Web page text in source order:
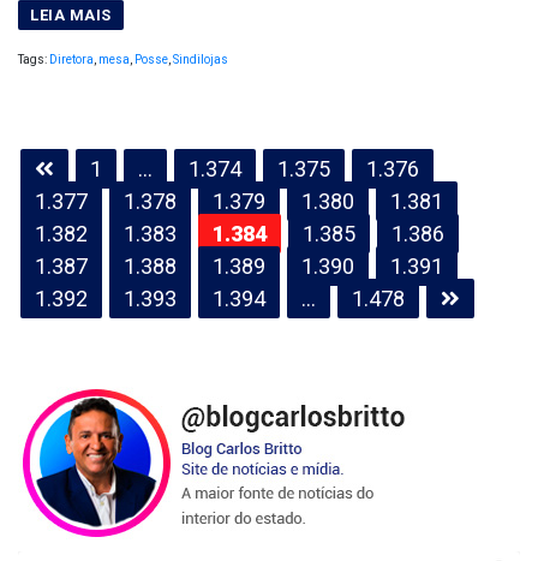
Tags: Diretora mesa Posse Sindilojas
Paginação
de
posts
1 … 1.374 1.375
1.376
1.377
1.378 1.379 1.380
1.381
1.382
1.383 1.384 1.385
1.386
1.387
1.388 1.389 1.390
1.391
1.392
1.393 1.394 … 1.478